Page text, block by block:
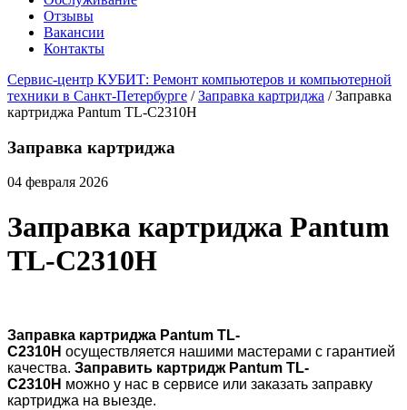
Отзывы
Вакансии
Контакты
Сервис-центр КУБИТ: Ремонт компьютеров и компьютерной
техники в Санкт-Петербурге / Заправка картриджа / Заправка
картриджа Pantum TL-C2310H
Заправка картриджа
04 февраля 2026
Заправка картриджа Pantum
TL-C2310H
Заправка картриджа Pantum TL-
C2310H осуществляется нашими мастерами с гарантией
качества. Заправить картридж Pantum TL-
C2310H можно у нас в сервисе или заказать заправку
картриджа на выезде.